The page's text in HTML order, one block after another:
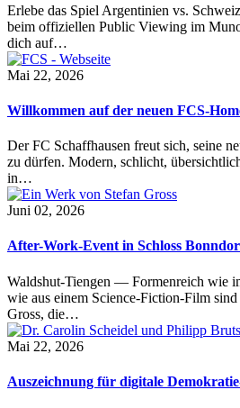
Erlebe das Spiel Argentinien vs.
beim offiziellen Public Viewing im
dich auf…
Mai 22, 2026
Willkommen auf der neuen FCS-
Der FC Schaffhausen freut sich, seine
zu dürfen. Modern, schlicht,
in…
Juni 02, 2026
After-Work-Event in Schloss
Waldshut-Tiengen — Formenreich wie
wie aus einem Science-Fiction-Film
Gross, die…
Mai 22, 2026
Auszeichnung für digitale